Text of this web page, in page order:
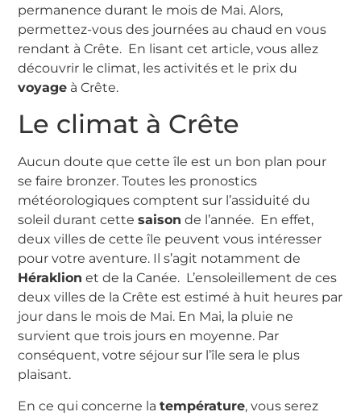
permanence durant le mois de Mai. Alors,
permettez-vous des journées au chaud en vous
rendant à Crête. En lisant cet article, vous allez
découvrir le climat, les activités et le prix du
voyage à Crête.
Le climat à Crête
Aucun doute que cette île est un bon plan pour
se faire bronzer. Toutes les pronostics
météorologiques comptent sur l’assiduité du
soleil durant cettesaison de l’année. En effet,
deux villes de cette île peuvent vous intéresser
pour votre aventure. Il s’agit notamment de
Héraklion et de la Canée. L’ensoleillement de ces
deux villes de la Crête est estimé à huit heures par
jour dans le mois de Mai. En Mai, la pluie ne
survient que trois jours en moyenne. Par
conséquent, votre séjour sur l’île sera le plus
plaisant.
En ce qui concerne latempérature, vous serez